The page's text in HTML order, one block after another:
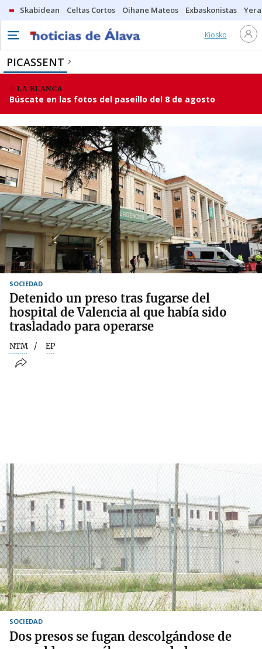
Skabidean Celtas Cortos Oihane Mateos Exbaskonistas
Kiosko
PICASSENT
LA BLANCA
Búscate en las fotos del paseíllo del 8 de agosto
SOCIEDAD
Detenido un preso tras fugarse del
hospital de Valencia al que había sido
trasladado para operarse
NTM EP
SOCIEDAD
Dos presos se fugan descolgándose de